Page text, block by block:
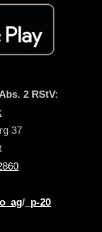
2 RStV:
37
/_ p-20